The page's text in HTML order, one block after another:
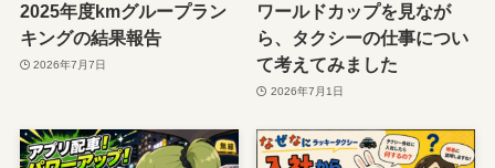
2025年度kmグループラン
キングの結果報告
2026年7月7日
ワールドカップを見なが
ら、タクシーの仕事につい
て考えてみました
2026年7月1日